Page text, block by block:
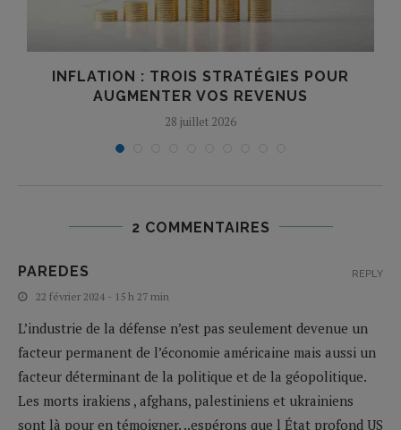
INFLATION : TROIS STRATÉGIES POUR
AUGMENTER VOS REVENUS
28 juillet 2026
2 COMMENTAIRES
PAREDES
22 février 2024 - 15 h 27 min
L’industrie de la défense n’est pas seulement devenue un
facteur permanent de l’économie américaine mais aussi un
facteur déterminant de la politique et de la géopolitique.
Les morts irakiens , afghans, palestiniens et ukrainiens
sont là pour en témoigner. ..espérons que l État profond US
REPLY